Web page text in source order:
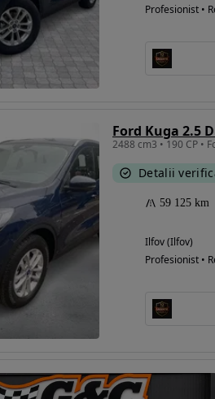
Profesionist •
Ford Kuga 2.5
2488 cm3 • 190 CP •
Detalii
59 125 km
Ilfov (Ilfov)
Profesionist •